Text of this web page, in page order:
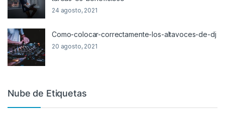
24 agosto, 2021
Como-colocar-correctamente-los-altavoces-de-dj
20 agosto, 2021
Nube de Etiquetas